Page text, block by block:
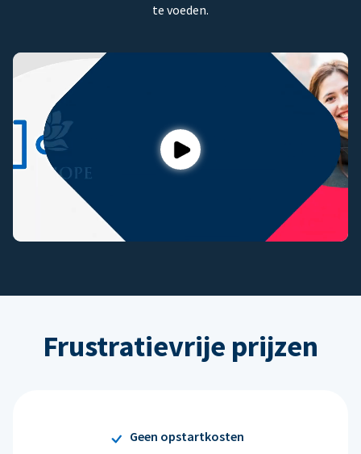
te voeden.
Play
Frustratievrije prijzen
Geen opstartkosten